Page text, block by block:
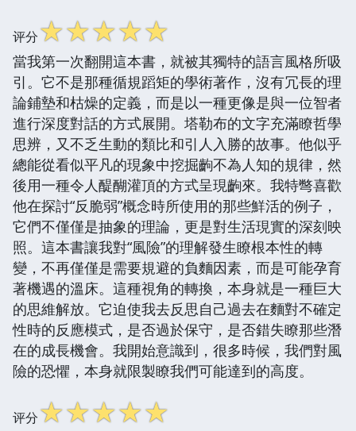
评分☆☆☆☆☆
當我第一次翻開這本書，就被其獨特的語言風格所吸
引。它不是那種循規蹈矩的學術著作，沒有冗長的理
論鋪墊和枯燥的定義，而是以一種更像是與一位智者
進行深度對話的方式展開。塔勒布的文字充滿瞭哲學
思辨，又不乏生動的類比和引人入勝的故事。他似乎
總能從看似平凡的現象中挖掘齣不為人知的規律，然
後用一種令人醍醐灌頂的方式呈現齣來。我特彆喜歡
他在探討“反脆弱”概念時所使用的那些鮮活的例子，
它們不僅僅是抽象的理論，更是對生活現實的深刻映
照。這本書讓我對“風險”的理解發生瞭根本性的轉
變，不再僅僅是需要規避的負麵因素，而是可能孕育
著機遇的溫床。這種視角的轉換，本身就是一種巨大
的思維解放。它迫使我去反思自己過去在麵對不確定
性時的反應模式，是否過於保守，是否錯失瞭那些潛
在的成長機會。我開始意識到，很多時候，我們對風
險的恐懼，本身就限製瞭我們可能達到的高度。
评分☆☆☆☆☆